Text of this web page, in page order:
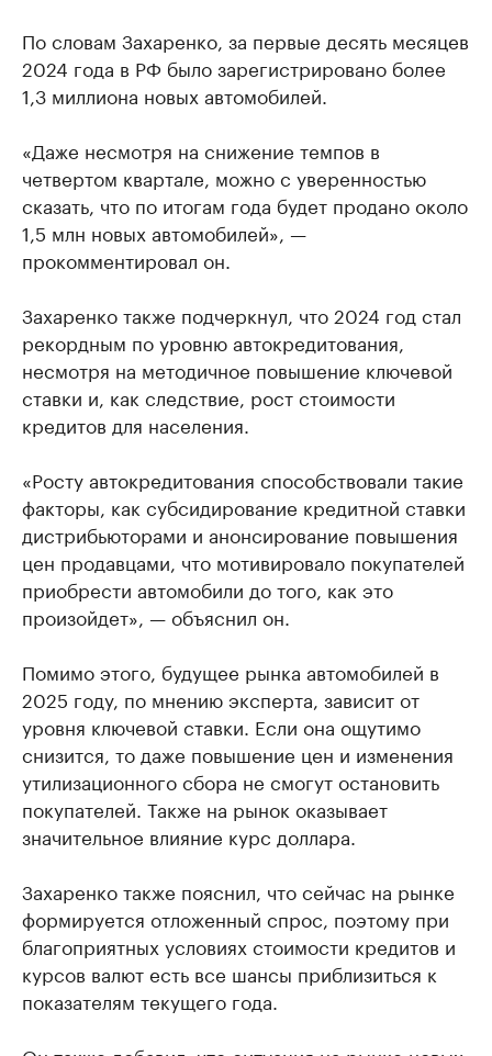
По словам Захаренко, за первые десять месяцев
2024 года в РФ было зарегистрировано более
1,3 миллиона новых автомобилей.
«Даже несмотря на снижение темпов в
четвертом квартале, можно с уверенностью
сказать, что по итогам года будет продано около
1,5 млн новых автомобилей», —
прокомментировал он.
Захаренко также подчеркнул, что 2024 год стал
рекордным по уровню автокредитования,
несмотря на методичное повышение ключевой
ставки и, как следствие, рост стоимости
кредитов для населения.
«Росту автокредитования способствовали такие
факторы, как субсидирование кредитной ставки
дистрибьюторами и анонсирование повышения
цен продавцами, что мотивировало покупателей
приобрести автомобили до того, как это
произойдет», — объяснил он.
Помимо этого, будущее рынка автомобилей в
2025 году, по мнению эксперта, зависит от
уровня ключевой ставки. Если она ощутимо
снизится, то даже повышение цен и изменения
утилизационного сбора не смогут остановить
покупателей. Также на рынок оказывает
значительное влияние курс доллара.
Захаренко также пояснил, что сейчас на рынке
формируется отложенный спрос, поэтому при
благоприятных условиях стоимости кредитов и
курсов валют есть все шансы приблизиться к
показателям текущего года.